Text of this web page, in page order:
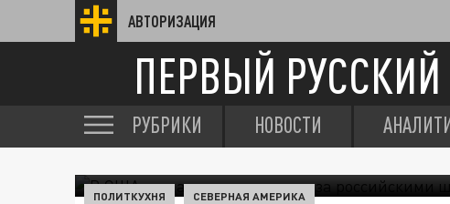
АВТОРИЗАЦИЯ
ПЕРВЫЙ РУССКИЙ
РУБРИКИ НОВОСТИ
ПОЛИТКУХНЯ СЕВЕРНАЯ АМЕРИКА